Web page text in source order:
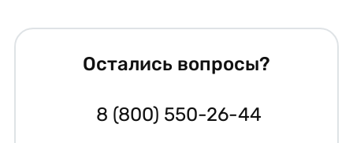
Остались вопросы?
8 (800) 550-26-44